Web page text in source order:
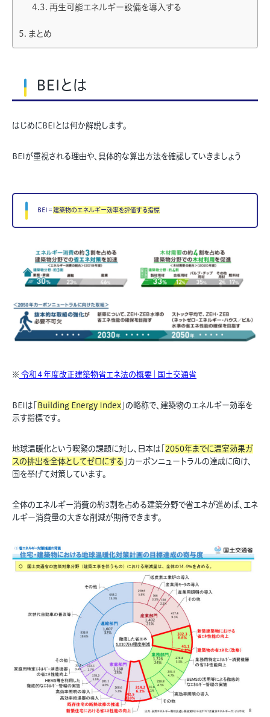
再生可能エネルギー設備を導入する
まとめ
BEIとは
はじめにBEIとは何か解説します。
BEIが重視される理由や、具体的な算出方法を確認していきましょう
BEI＝ 建築物のエネルギー効率を評価する指標
※ 令和４年度改正建築物省エネ法の概要｜国土交通省
BEIは「 Building Energy Index」の略称で、建築物のエネルギー効率を
示す指標です。
地球温暖化という喫緊の課題に対し、日本は「 2050年までに温室効果ガ
スの排出を全体としてゼロにする 」カーボンニュートラルの達成に向け、
国を挙げて対策しています。
全体のエネルギー消費の約3割を占める建築分野で省エネが進めば、エネ
ルギー消費量の大きな削減が期待できます。